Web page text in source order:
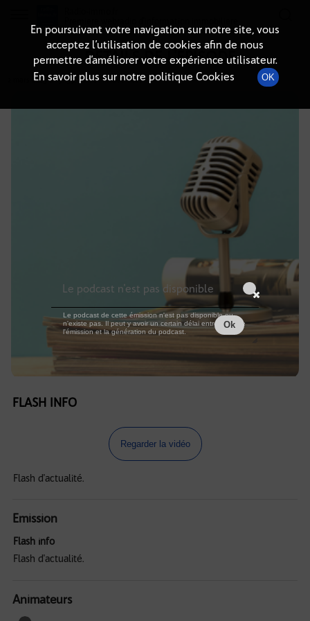
DÉTAILS DE L'ÉPISODE
2 mars 2025 à 19h59, durée : Invalid date
FLASH INFO
Regarder la vidéo
Flash d'actualité.
Emission
Flash info
Flash d'actualité.
Animateurs
En poursuivant votre navigation sur notre site, vous
acceptez l’utilisation de cookies afin de nous
permettre d’améliorer votre expérience utilisateur.
En savoir plus sur notre politique Cookies
OK
Le podcast n'est pas disponible
Le podcast de cette émission n'est pas disponible ou
n'existe pas. Il peut y avoir un certain délai entre la fin de
l'émission et la génération du podcast.
Ok